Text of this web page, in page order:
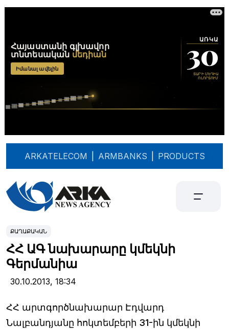
ARKATELECOM ARMBANKS PRODUCTS
ՔԱՂԱՔԱԿԱՆ
ՀՀ ԱԳ նախարարը կմեկնի
Գերմանիա
30.10.2013, 18:34
ՀՀ արտգործնախարար Էդվարդ
Նալբանդյանը հոկտեմբերի 31-ին կմեկնի